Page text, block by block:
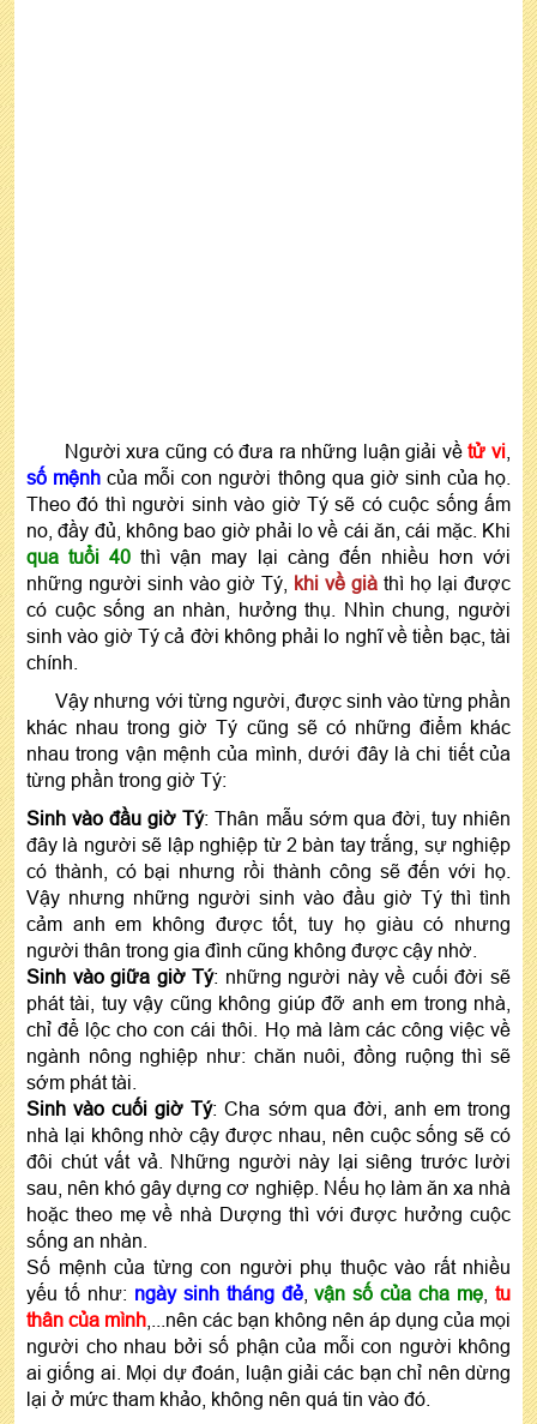
Người xưa cũng có đưa ra những luận giải vềtử vi
số mệnh của mỗi con người thông qua giờ sinh của họ.
Theo đó thì người sinh vào giờ Tý sẽ có cuộc sống ấm
no, đầy đủ, không bao giờ phải lo về cái ăn, cái mặc. Khi
qua tuổi 40 thì vận may lại càng đến nhiều hơn với
những người sinh vào giờ Tý, khi về già thì họ lại được
có cuộc sống an nhàn, hưởng thụ. Nhìn chung, người
sinh vào giờ Tý cả đời không phải lo nghĩ về tiền bạc, tài
chính.
Vậy nhưng với từng người, được sinh vào từng phần
khác nhau trong giờ Tý cũng sẽ có những điểm khác
nhau trong vận mệnh của mình, dưới đây là chi tiết của
từng phần trong giờ Tý:
Sinh vào đầu giờ Tý: Thân mẫu sớm qua đời, tuy nhiên
đây là người sẽ lập nghiệp từ 2 bàn tay trắng, sự nghiệp
có thành, có bại nhưng rồi thành công sẽ đến với họ.
Vậy nhưng những người sinh vào đầu giờ Tý thì tình
cảm anh em không được tốt, tuy họ giàu có nhưng
người thân trong gia đình cũng không được cậy nhờ.
Sinh vào giữa giờ Tý: những người này về cuối đời sẽ
phát tài, tuy vậy cũng không giúp đỡ anh em trong nhà,
chỉ để lộc cho con cái thôi. Họ mà làm các công việc về
ngành nông nghiệp như: chăn nuôi, đồng ruộng thì sẽ
sớm phát tài.
Sinh vào cuối giờ Tý: Cha sớm qua đời, anh em trong
nhà lại không nhờ cậy được nhau, nên cuộc sống sẽ có
đôi chút vất vả. Những người này lại siêng trước lười
sau, nên khó gây dựng cơ nghiệp. Nếu họ làm ăn xa nhà
hoặc theo mẹ về nhà Dượng thì với được hưởng cuộc
sống an nhàn.
Số mệnh của từng con người phụ thuộc vào rất nhiều
yếu tố như: ngày sinh tháng đẻ,vận số của cha mẹ ,tu
thân của mình ,...nên các bạn không nên áp dụng của mọi
người cho nhau bởi số phận của mỗi con người không
ai giống ai. Mọi dự đoán, luận giải các bạn chỉ nên dừng
lại ở mức tham khảo, không nên quá tin vào đó.